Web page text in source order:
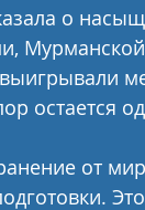
о
остается
от